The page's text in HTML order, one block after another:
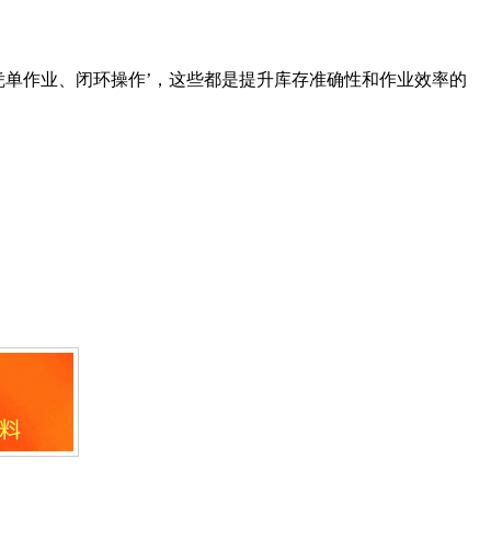
作业、闭环操作’，这些都是提升库存准确性和作业效率的